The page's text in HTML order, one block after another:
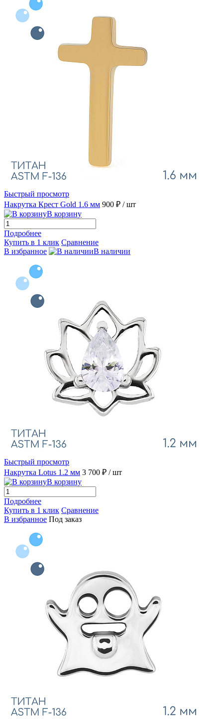
Быстрый просмотр
Накрутка Крест Gold 1.6 мм 900 ₽ / шт
В корзину
Подробнее
Купить в 1 клик Сравнение
В избранное
В наличии
Быстрый просмотр
Накрутка Lotus 1.2 мм 3 700 ₽ / шт
В корзину
Подробнее
Купить в 1 клик Сравнение
В избранное Под заказ